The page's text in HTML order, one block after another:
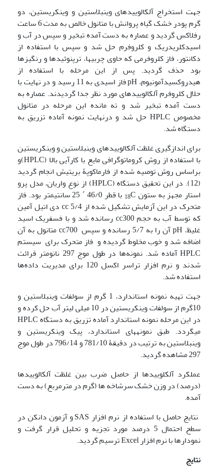
جهت استخراج آلکالوییدهای وینبلاستین و وینکریستین، دو
گرم پودر خشک گیاه پروانش با متانول خالص به مدت 6 ساعت
رفلاکس گردید و عصاره به دست آمده تبخیر و سپس در آب و
اسیدکلریدریک و کلروفرم حل شد و سپس با استفاده از
دکانتور، فاز کلروفرمی که حاوی چربیها، ترپنوئیدها و رنگیزها
بود حذف گردید. پس از این مرحله با استفاده از
هیدروکسیدآمونیوم، pH فاز اسیدی به 11 رسید و در نهایت با
حلال کلروفرم آلکالوییدهای مورد نظر جدا گردیدند. عصاره به
دست آمده تبخیر شد و ته مانده این مرحله در متانول
مخصوص HPLC حل شد و درنهایت نمونه آماده تزریق به
دستگاه ­شد.
برای اندازگیری غلظت آلکالوییدهای وینبلاستین و وینکریستین
با استفاده از روش کروماتوگرافی مایع با کارآیی بالا (HPLC)و
براساس روش توصیه شده از فارماکوپۀ بریتیش انجام گردید
(12). در این تحقیق دستگاه (HPLC) از نوع واریان، مدل پرو
استار مجهز به ستون
18
C با قطر 46/0 ´ 25 سانتیمتر بود. فاز
متحرک در این آزمایش تشکیل شده از cc 5/4 دی اتیل آمین
که توسط آب به حجم cc300 رسانده شد و با فسفریک اسید
غلیظ، pH آن را به 5/7 رسانده و سپس cc700 متانول به آن
اضافه شد و خوب مخلوط گردیده و فاز متحرک برای سیستم
HPLC آماده شد. نمونه‌ها در طول موج 297 نانومتر قرائت
شدند و نرم افزار تراسر اکسل 120 برای مدیریت داده‌ها
استفاده شد.
جهت تهیه نمونه استاندارد، 1 گرم از سولفات وینبلاستین و
10گرم از سولفات وینکریستین در 10 میلی لیتر آب حل کرده و
در این مرحله نمونه استاندارد آماده تزریق به دستگاه HPLC
می­گردد. طبق نمونه­های استاندارد، پیک وینکریستین و
وینبلاستین به ترتیب در دقیقۀ 781/10 و 796/14 در طول موج
297 مشاهده گردید.
عملکرد آلکلوییدها از حاصل ضرب بین غلظت آلکالوییدها
(درصد) در وزن خشک سرشاخه ها (گرم در مترمربع) به دست
آمده.
نتایج حاصل با استفاده از نرم افزار SAS و آزمون دانکن در
سطح احتمال 5 درصد مورد تجزیه و تحلیل قرار گرفت و
نمودارها با نرم افزار Excel ترسیم گردید.
نتایج